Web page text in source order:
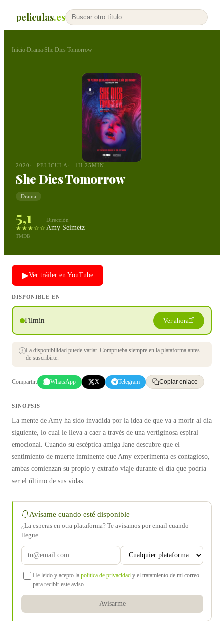
peliculas.es
Inicio›Drama›She Dies Tomorrow
2020 PELÍCULA 1H 25MIN
She Dies Tomorrow
Drama
5,1
★★★☆☆
TMDB
Dirección
Amy Seimetz
▶Ver tráiler en YouTube
DISPONIBLE EN
Filmin Ver ahora
La disponibilidad puede variar. Comprueba siempre en la plataforma antes
de suscribirte.
Compartir: WhatsApp X Telegram Copiar enlace
SINOPSIS
La mente de Amy ha sido invadida por la idea de que va a morir al día
siguiente, lo cual le lleva a caer a través de una vertiginosa espiral
emocional. Cuando su escéptica amiga Jane descubre que el
sentimiento de muerte inminente que Amy experimenta es contagioso,
ambas comienzan su propio y extraño viaje durante el día que podría
ser el último de sus vidas.
Avísame cuando esté disponible
¿La esperas en otra plataforma? Te avisamos por email cuando
llegue.
He leído y acepto la política de privacidad y el tratamiento de mi correo
para recibir este aviso.
Avisarme